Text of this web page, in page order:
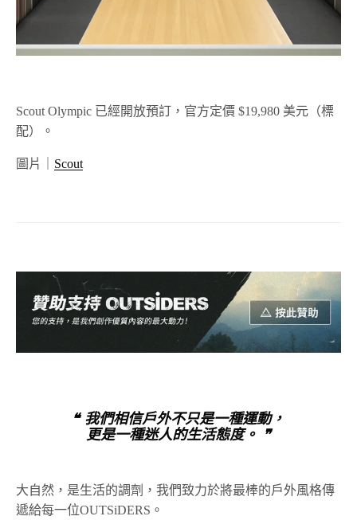
Scout Olympic 已經開放預訂，官方定價 $19,980 美元（標
配）。
圖片｜ Scout
❝ 我們相信戶外不只是一種運動，
更是一種迷人的生活態度。 ❞
大自然，是生活的調劑，我們致力於將最棒的戶外風格傳
遞給每一位OUTSiDERS。